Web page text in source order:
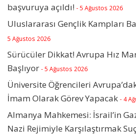
başvuruya açıldı! - 5 Ağustos 2026
Uluslararası Gençlik Kampları
5 Ağustos 2026
Sürücüler Dikkat! Avrupa Hız
Başlıyor - 5 Ağustos 2026
Üniversite Öğrencileri
İmam Olarak Görev Yapacak - 4
Almanya Mahkemesi: İsrail’in
Nazi Rejimiyle Karşılaştırmak